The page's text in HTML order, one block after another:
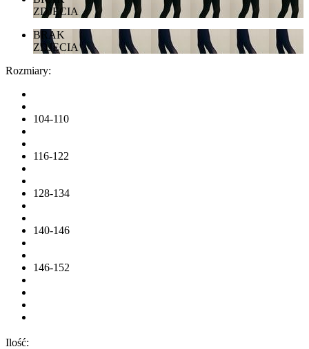
ZDJĘCIA
BRAK
ZDJĘCIA
Rozmiary:
104-110
116-122
128-134
140-146
146-152
Ilość: